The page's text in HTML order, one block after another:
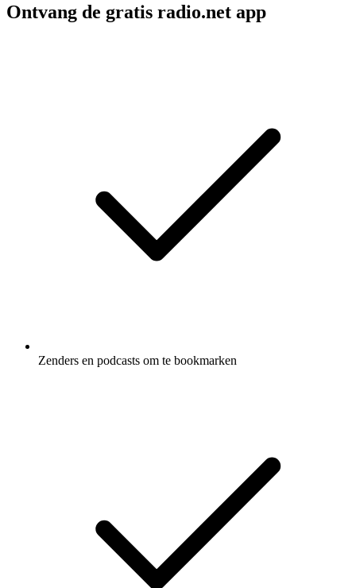
Ontvang de gratis radio.net app
Zenders en podcasts om te bookmarken